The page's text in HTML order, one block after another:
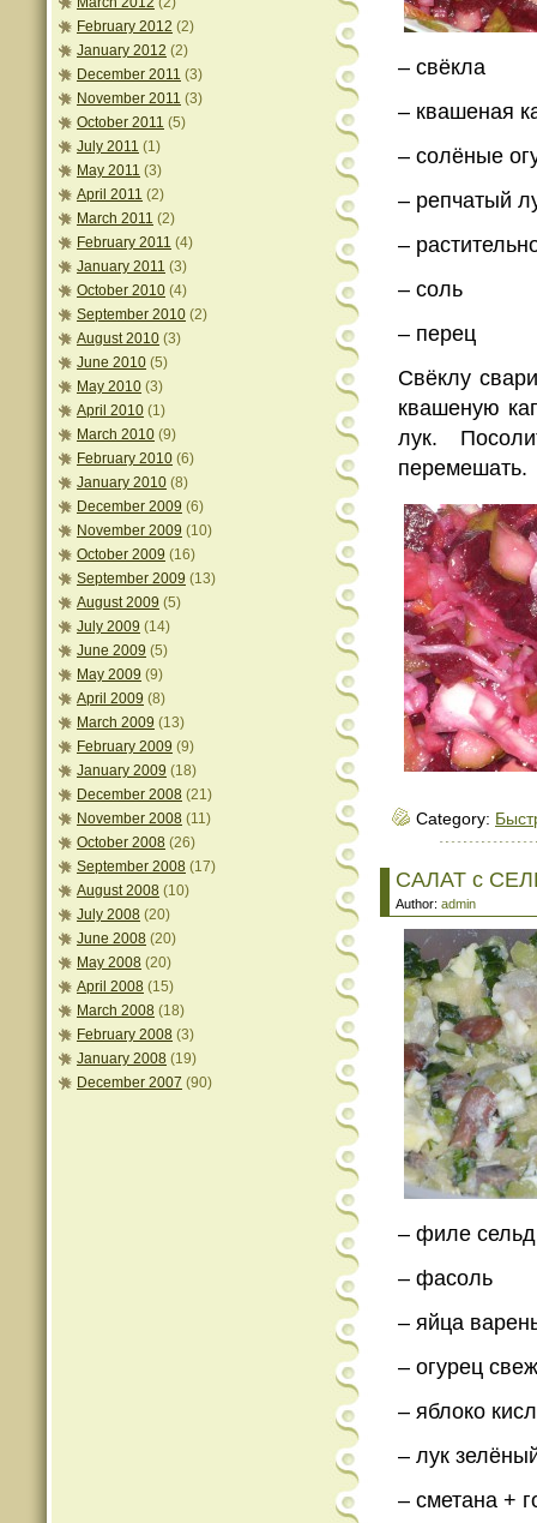
February 2012 (2)
January 2012 (2)
December 2011 (3)
November 2011 (3)
October 2011 (5)
July 2011 (1)
May 2011 (3)
April 2011 (2)
March 2011 (2)
February 2011 (4)
January 2011 (3)
October 2010 (4)
September 2010 (2)
August 2010 (3)
June 2010 (5)
May 2010 (3)
April 2010 (1)
March 2010 (9)
February 2010 (6)
January 2010 (8)
December 2009 (6)
November 2009 (10)
October 2009 (16)
September 2009 (13)
August 2009 (5)
July 2009 (14)
June 2009 (5)
May 2009 (9)
April 2009 (8)
March 2009 (13)
February 2009 (9)
January 2009 (18)
December 2008 (21)
November 2008 (11)
October 2008 (26)
September 2008 (17)
August 2008 (10)
July 2008 (20)
June 2008 (20)
May 2008 (20)
April 2008 (15)
March 2008 (18)
February 2008 (3)
January 2008 (19)
December 2007 (90)
– свёкла
– квашеная
– солёные
– репчатый
–
– соль
– перец
Свёклу
квашеную
лук.
перемешать.
Category:
САЛАТ с
Author: admin
– филе
– фасоль
– яйца
– огурец
– яблоко
– лук
– сметана +